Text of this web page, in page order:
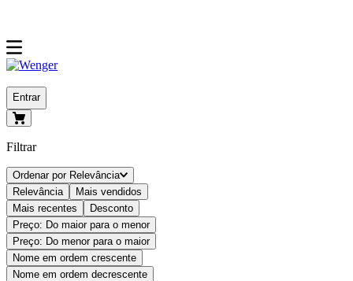
Entrar
Filtrar
Ordenar por Relevância
Relevância
Mais vendidos
Mais recentes
Desconto
Preço: Do maior para o menor
Preço: Do menor para o maior
Nome em ordem crescente
Nome em ordem decrescente